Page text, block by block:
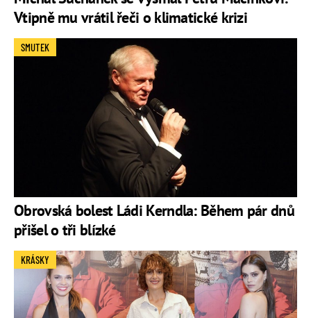
Vtipně mu vrátil řeči o klimatické krizi
Obrovská bolest Ládi Kerndla: Během pár dnů
přišel o tři blízké
SMUTEK
KRÁSKY